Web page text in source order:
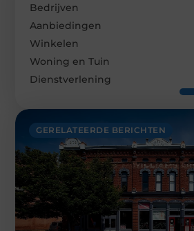
GERELATEERDE BERICHTEN
Bedrijven
Aanbiedingen
Winkelen
Woning en Tuin
Dienstverlening